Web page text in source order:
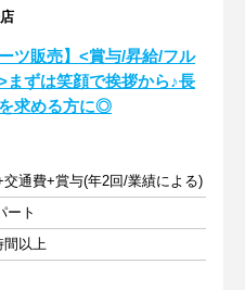
ーツ販売】<賞与/昇給/フル
まずは笑顔で挨拶から♪長
求める方に◎
交通費+賞与(年2回/業績による)
ート
間以上